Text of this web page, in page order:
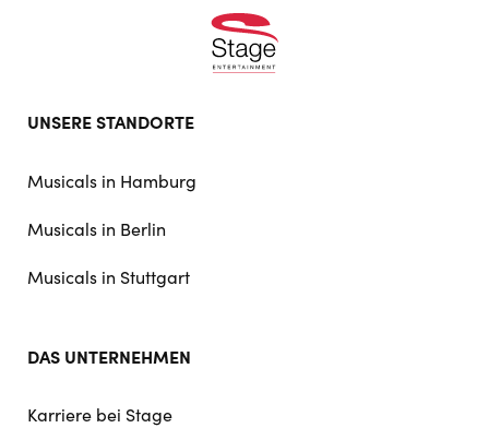
UNSERE STANDORTE
Musicals in Hamburg
Musicals in Berlin
Musicals in Stuttgart
DAS UNTERNEHMEN
Karriere bei Stage